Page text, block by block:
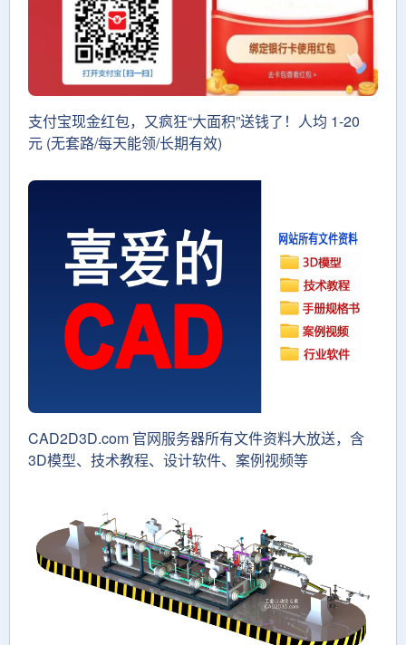
支付宝现金红包，又疯狂“大面积”送钱了！人均 1-20
元 (无套路/每天能领/长期有效)
CAD2D3D.com 官网服务器所有文件资料大放送，含
3D模型、技术教程、设计软件、案例视频等